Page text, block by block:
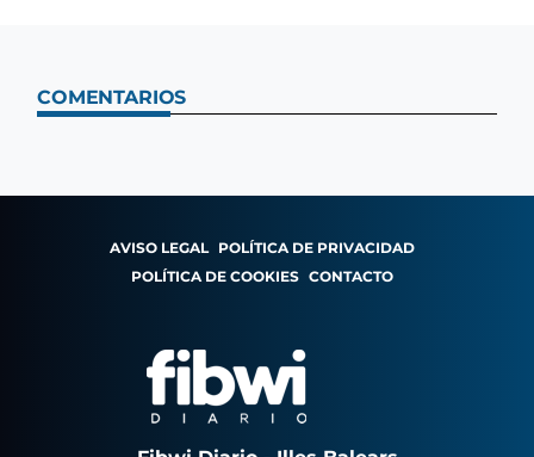
COMENTARIOS
AVISO LEGAL POLÍTICA DE PRIVACIDAD
POLÍTICA DE COOKIES CONTACTO